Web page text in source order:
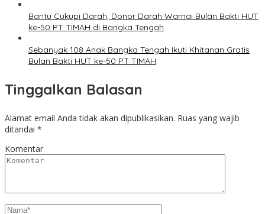
Bantu Cukupi Darah, Donor Darah Warnai Bulan Bakti HUT
ke-50 PT TIMAH di Bangka Tengah
Sebanyak 108 Anak Bangka Tengah Ikuti Khitanan Gratis
Bulan Bakti HUT ke-50 PT TIMAH
Tinggalkan Balasan
Alamat email Anda tidak akan dipublikasikan. Ruas yang wajib
ditandai *
Komentar